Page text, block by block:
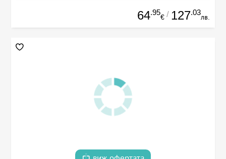
64.95
€ / 127.03
лв.